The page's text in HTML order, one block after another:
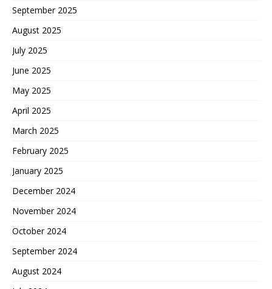
September 2025
August 2025
July 2025
June 2025
May 2025
April 2025
March 2025
February 2025
January 2025
December 2024
November 2024
October 2024
September 2024
August 2024